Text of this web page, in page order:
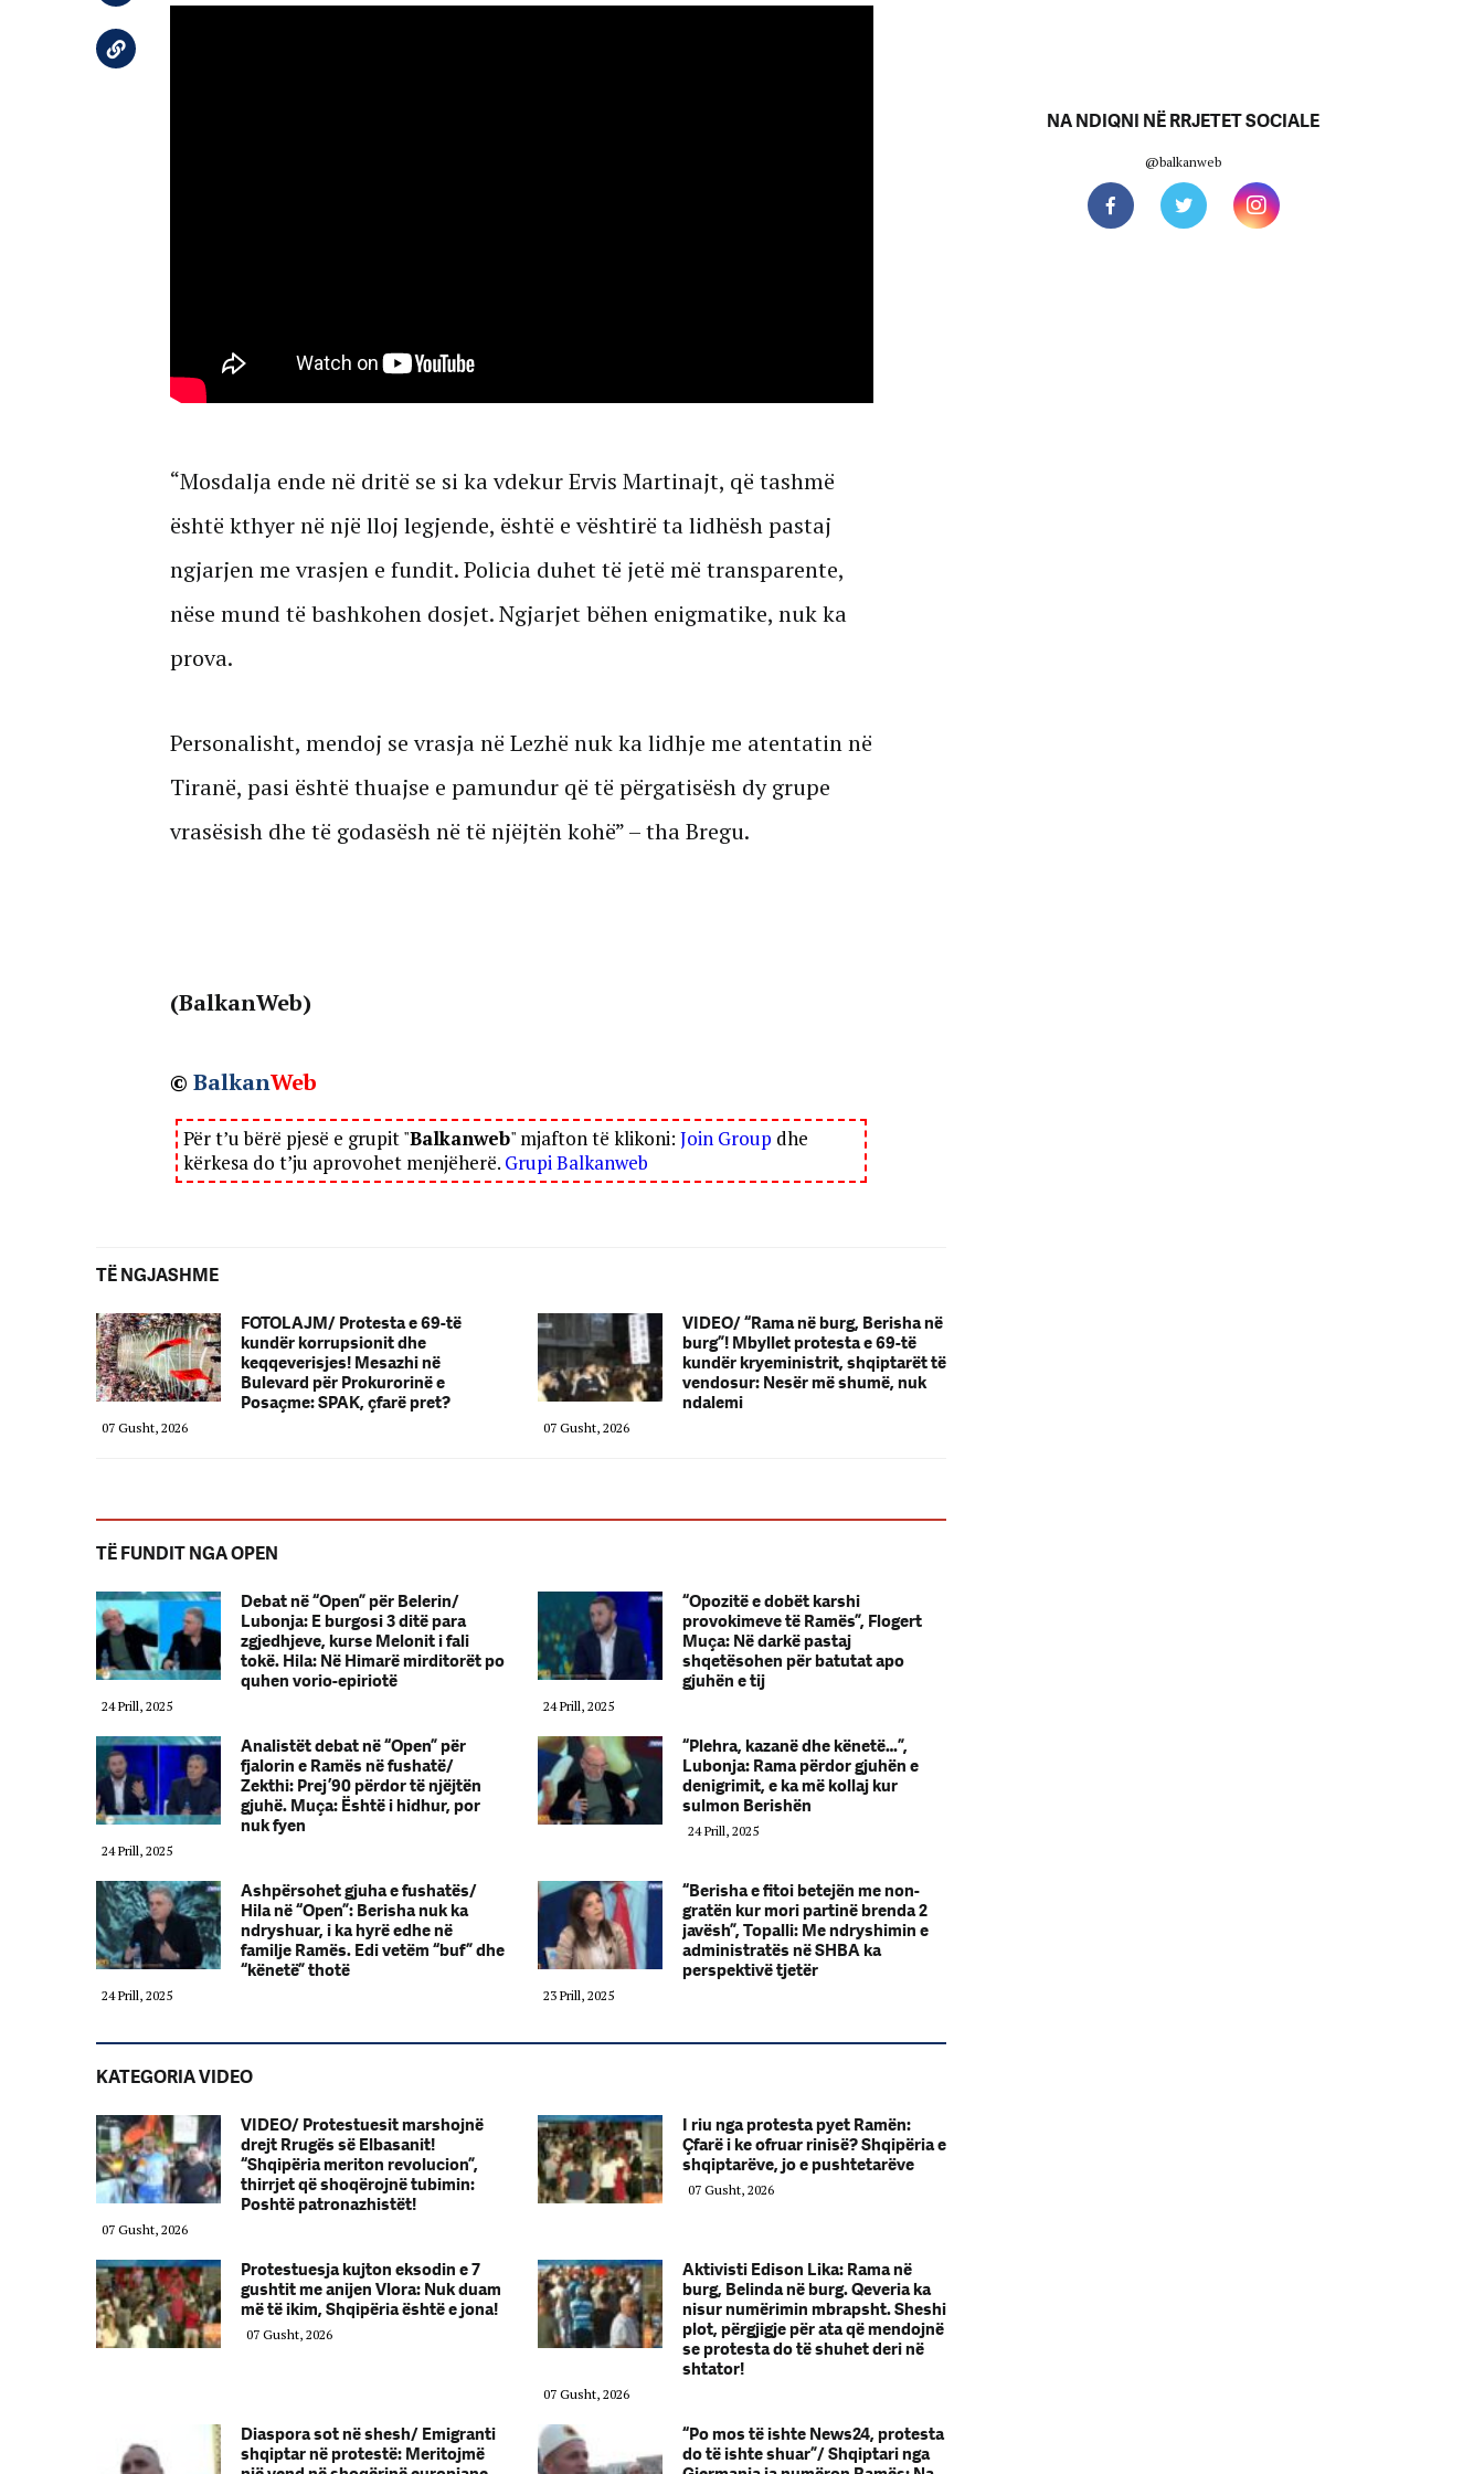
“Mosdalja ende në dritë se si ka vdekur Ervis Martinajt, që tashmë
është kthyer në një lloj legjende, është e vështirë ta lidhësh pastaj
ngjarjen me vrasjen e fundit. Policia duhet të jetë më transparente,
nëse mund të bashkohen dosjet. Ngjarjet bëhen enigmatike, nuk ka
prova.
Personalisht, mendoj se vrasja në Lezhë nuk ka lidhje me atentatin në
Tiranë, pasi është thuajse e pamundur që të përgatisësh dy grupe
vrasësish dhe të godasësh në të njëjtën kohë” – tha Bregu.
(BalkanWeb)
© BalkanWeb
Për t’u bërë pjesë e grupit "Balkanweb" mjafton të klikoni: Join Group dhe
kërkesa do t’ju aprovohet menjëherë. Grupi Balkanweb
TË NGJASHME
FOTOLAJM/ Protesta e 69-të
kundër korrupsionit dhe
keqqeverisjes! Mesazhi në
Bulevard për Prokurorinë e
Posaçme: SPAK, çfarë pret?
07 Gusht, 2026
VIDEO/ “Rama në burg, Berisha në
burg”! Mbyllet protesta e 69-të
kundër kryeministrit, shqiptarët të
vendosur: Nesër më shumë, nuk
ndalemi
07 Gusht, 2026
TË FUNDIT NGA OPEN
Debat në “Open” për Belerin/
Lubonja: E burgosi 3 ditë para
zgjedhjeve, kurse Melonit i fali
tokë. Hila: Në Himarë mirditorët po
quhen vorio-epiriotë
24 Prill, 2025
“Opozitë e dobët karshi
provokimeve të Ramës”, Flogert
Muça: Në darkë pastaj
shqetësohen për batutat apo
gjuhën e tij
24 Prill, 2025
Analistët debat në “Open” për
fjalorin e Ramës në fushatë/
Zekthi: Prej ’90 përdor të njëjtën
gjuhë. Muça: Është i hidhur, por
nuk fyen
24 Prill, 2025
“Plehra, kazanë dhe kënetë…”,
Lubonja: Rama përdor gjuhën e
denigrimit, e ka më kollaj kur
sulmon Berishën
24 Prill, 2025
Ashpërsohet gjuha e fushatës/
Hila në “Open”: Berisha nuk ka
ndryshuar, i ka hyrë edhe në
familje Ramës. Edi vetëm “buf” dhe
“kënetë” thotë
24 Prill, 2025
“Berisha e fitoi betejën me non-
gratën kur mori partinë brenda 2
javësh”, Topalli: Me ndryshimin e
administratës në SHBA ka
perspektivë tjetër
23 Prill, 2025
KATEGORIA VIDEO
VIDEO/ Protestuesit marshojnë
drejt Rrugës së Elbasanit!
“Shqipëria meriton revolucion”,
thirrjet që shoqërojnë tubimin:
Poshtë patronazhistët!
07 Gusht, 2026
I riu nga protesta pyet Ramën:
Çfarë i ke ofruar rinisë? Shqipëria e
shqiptarëve, jo e pushtetarëve
07 Gusht, 2026
Protestuesja kujton eksodin e 7
gushtit me anijen Vlora: Nuk duam
më të ikim, Shqipëria është e jona!
07 Gusht, 2026
Aktivisti Edison Lika: Rama në
burg, Belinda në burg. Qeveria ka
nisur numërimin mbrapsht. Sheshi
plot, përgjigje për ata që mendojnë
se protesta do të shuhet deri në
shtator!
07 Gusht, 2026
Diaspora sot në shesh/ Emigranti
shqiptar në protestë: Meritojmë
“Po mos të ishte News24, protesta
do të ishte shuar”/ Shqiptari nga
NA NDIQNI NË RRJETET SOCIALE
@balkanweb